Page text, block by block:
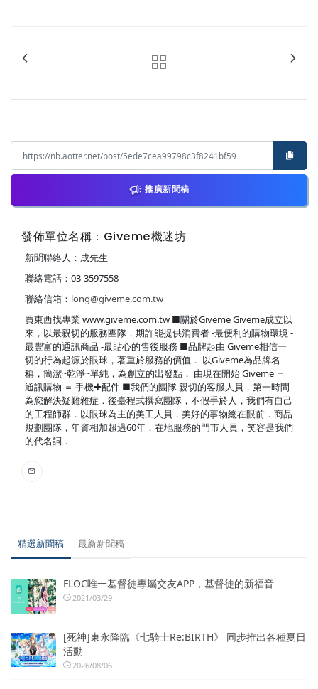
推廣新聞稿
發佈單位名稱：Giveme機迷坊
新聞聯絡人：成先生
聯絡電話：03-3597558
聯絡信箱： long@giveme.com.tw
買東西找專業 www.giveme.com.tw ■關於Giveme Giveme成立以
來，以最親切的服務團隊，期許能提供消費者 -最便利的購物環境 -
最豐富的通訊商品 -最貼心的售後服務 ■品牌起由 Giveme相信一
切的行為起源於眼球，著重於服務的價值． 以Giveme為品牌名
稱，簡潔~乾淨~單純，為創立的出發點． 由現在開始 Giveme ＝
通訊購物 ＝ 手機✚配件 ■我們的團隊 親切的客服人員，第一時間
為您解決疑難雜症．後臺程式撰寫團隊，不假手於人，我們有自己
的工程師群．以眼球為主的美工人員，美好的事物總在眼前．商品
規劃團隊，年資相加超過60年．在地服務的門市人員，笑容是我們
的代名詞．
精選新聞稿 最新新聞稿
FLOC唯一基督徒專屬交友APP，基督徒的新福音
2021/03/29
[死神]東永降臨《七騎士Re:BIRTH》 同步推出各種夏日
活動
2026/08/06